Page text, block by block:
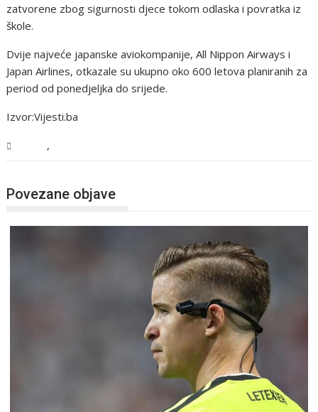
zatvorene zbog sigurnosti djece tokom odlaska i povratka iz
škole.
Dvije najveće japanske aviokompanije, All Nippon Airways i
Japan Airlines, otkazale su ukupno oko 600 letova planiranih za
period od ponedjeljka do srijede.
Izvor:Vijesti.ba
,
Povezane objave